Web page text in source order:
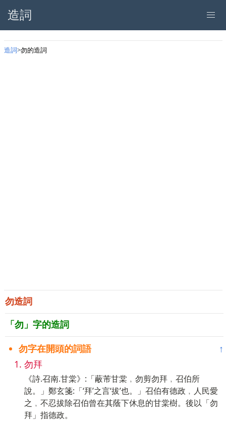
造詞
造詞 勿的造詞
勿造詞
「勿」字的造詞
勿字在開頭的詞語
↑
勿拜
《詩.召南.甘棠》:「蔽芾甘棠﹐勿剪勿拜﹐召伯所
說。」鄭玄箋:「‘拜’之言‘拔’也。」召伯有德政﹐人民愛
之﹐不忍拔除召伯曾在其蔭下休息的甘棠樹。後以「勿
拜」指德政。